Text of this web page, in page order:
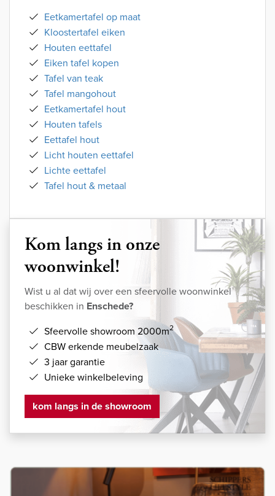
Eetkamertafel op maat
Kloostertafel eiken
Houten eettafel
Eiken tafel kopen
Tafel van teak
Tafel mangohout
Eetkamertafel hout
Houten tafels
Eettafel hout
Licht houten eettafel
Lichte eettafel
Tafel hout & metaal
Kom langs in onze
woonwinkel!
Wist u al dat wij over een sfeervolle woonwinkel
beschikken in Enschede?
Sfeervolle showroom 2000m2
CBW erkende meubelzaak
3 jaar garantie
Unieke winkelbeleving
kom langs in de showroom